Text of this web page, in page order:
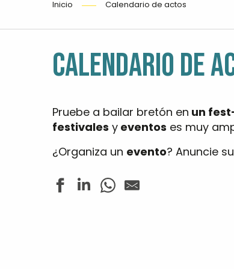
Inicio Calendario de actos
CALENDARIO DE
Pruebe a bailar bretón en un
festivales y eventos es muy
¿Organiza un evento? Anuncie